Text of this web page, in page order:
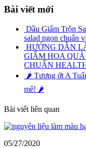
Bài viết mới
Dầu Giấm Trộn
salad ngon chuẩn vị
HƯỚNG DẪN
GIẤM HOA
CHUẨN
🌶️ Tương ớt A
mê! 🌶️
Bài viết liên quan
05/27/2020